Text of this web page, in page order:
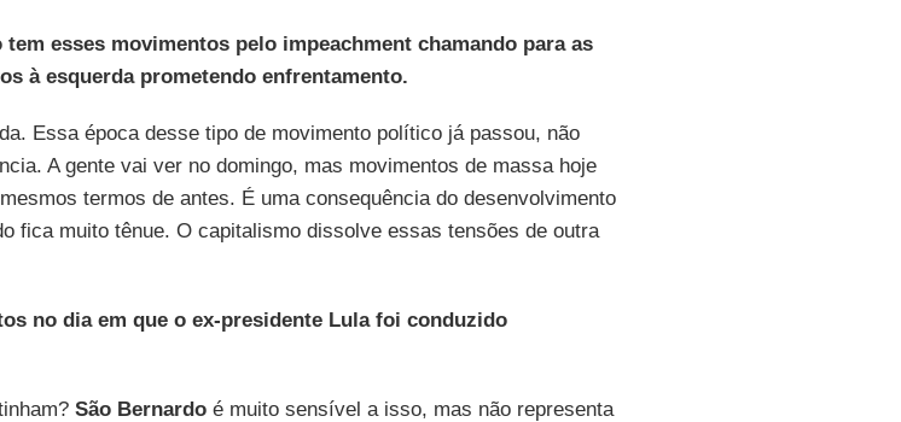
esses movimentos pelo impeachment chamando para as
à esquerda prometendo enfrentamento.
Essa época desse tipo de movimento político já passou, não
A gente vai ver no domingo, mas movimentos de massa hoje
termos de antes. É uma consequência do desenvolvimento
fica muito tênue. O capitalismo dissolve essas tensões de outra
no dia em que o ex-presidente Lula foi conduzido
São Bernardoé muito sensível a isso, mas não representa